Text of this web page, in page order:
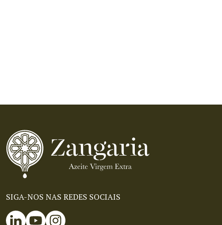
SIGA-NOS NAS REDES SOCIAIS